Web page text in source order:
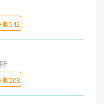
數542
數208